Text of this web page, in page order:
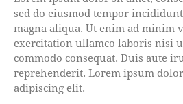
sed do eiusmod tempor
magna aliqua. Ut enim ad minim
exercitation ullamco laboris nisi
commodo consequat. Duis aute
reprehenderit. Lorem ipsum
adipiscing elit.